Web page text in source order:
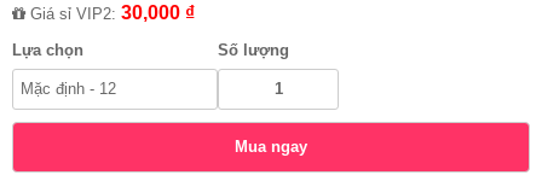
Giá sỉ VIP2: 30,000 ₫
Lựa chọn Số lượng